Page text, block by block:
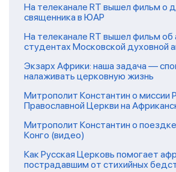
На телеканале RT вышел фильм о
священника в ЮАР
На телеканале RT вышел фильм об
студентах Московской духовной
Экзарх Африки: наша задача —
налаживать церковную жизнь
Митрополит Константин о миссии
Православной Церкви на
Митрополит Константин о
Конго (видео)
Как Русская Церковь помогает
пострадавшим от стихийных